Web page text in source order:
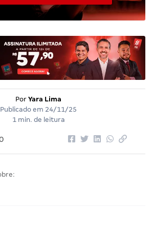
Por Yara Lima
Publicado em 24/11/25
1 min. de leitura